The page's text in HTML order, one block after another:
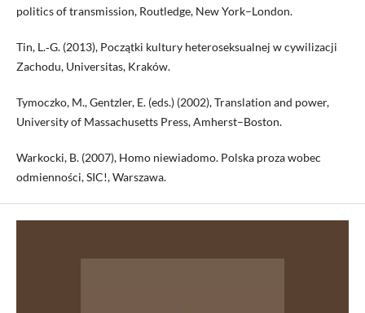
politics of transmission, Routledge, New York–London.
Tin, L.‑G. (2013), Początki kultury heteroseksualnej w cywilizacji
Zachodu, Universitas, Kraków.
Tymoczko, M., Gentzler, E. (eds.) (2002), Translation and power,
University of Massachusetts Press, Amherst–Boston.
Warkocki, B. (2007), Homo niewiadomo. Polska proza wobec
odmienności, SIC!, Warszawa.